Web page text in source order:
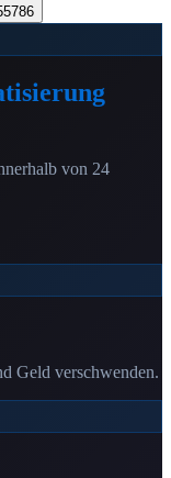
von 24
Geld verschwenden.